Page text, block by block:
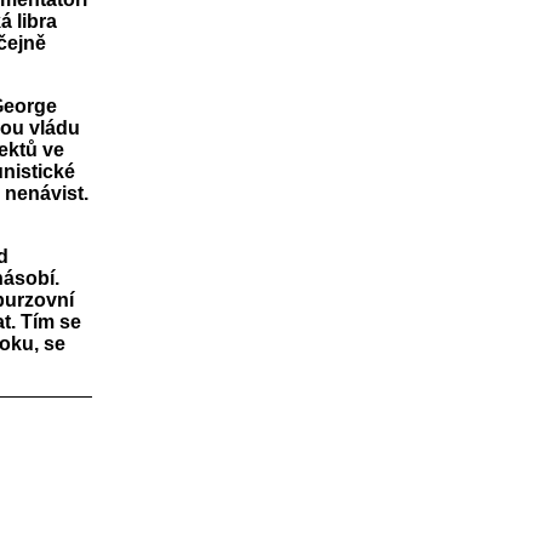
libra
vládu
ve
nenávist.
Tím se
se